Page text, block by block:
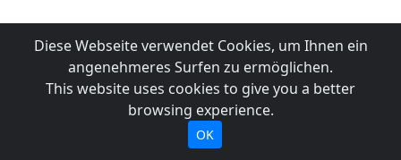
Diese Webseite verwendet Cookies, um Ihnen ein
angenehmeres Surfen zu ermöglichen.
This website uses cookies to give you a better
browsing experience.
OK